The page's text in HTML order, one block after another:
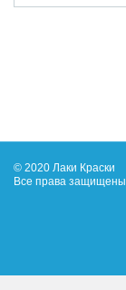
© 2020 Лаки Краски
Все права защищены